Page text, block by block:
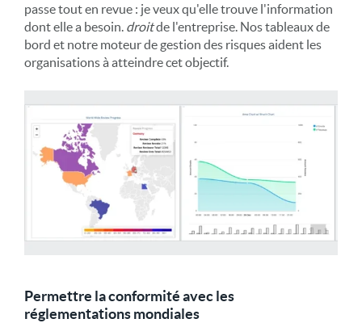
passe tout en revue : je veux qu'elle trouve l'information
dont elle a besoin. droitde l'entreprise. Nos tableaux de
bord et notre moteur de gestion des risques aident les
organisations à atteindre cet objectif.
Permettre la conformité avec les
réglementations mondiales